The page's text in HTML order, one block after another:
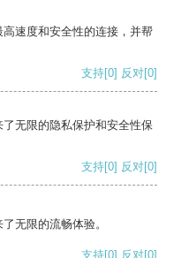
速度和安全性的连接，并帮
支持[0] 反对[0]
无限的隐私保护和安全性保
支持[0] 反对[0]
无限的流畅体验。
支持[0] 反对[0]